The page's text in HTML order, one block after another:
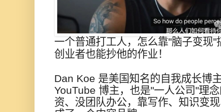
一个普通打工人，怎么靠"脑子变现
创业者也能抄他的作业！
Dan Koe 是美国知名的自我成长博
YouTube 博主，也是"一人公司"理
资、没团队办公，靠写作、知识变